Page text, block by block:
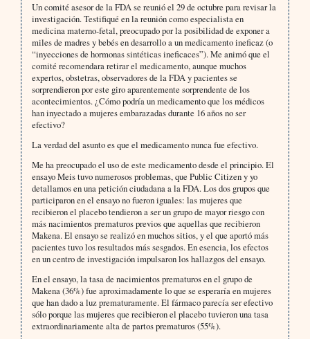
Un comité asesor de la FDA se reunió el 29 de octubre para revisar la
investigación. Testifiqué en la reunión como especialista en
medicina materno-fetal, preocupado por la posibilidad de exponer a
miles de madres y bebés en desarrollo a un medicamento ineficaz (o
“inyecciones de hormonas sintéticas ineficaces”). Me animó que el
comité recomendara retirar el medicamento, aunque muchos
expertos, obstetras, observadores de la FDA y pacientes se
sorprendieron por este giro aparentemente sorprendente de los
acontecimientos. ¿Cómo podría un medicamento que los médicos
han inyectado a mujeres embarazadas durante 16 años no ser
efectivo?
La verdad del asunto es que el medicamento nunca fue efectivo.
Me ha preocupado el uso de este medicamento desde el principio. El
ensayo Meis tuvo numerosos problemas, que Public Citizen y yo
detallamos en una petición ciudadana a la FDA. Los dos grupos que
participaron en el ensayo no fueron iguales: las mujeres que
recibieron el placebo tendieron a ser un grupo de mayor riesgo con
más nacimientos prematuros previos que aquellas que recibieron
Makena. El ensayo se realizó en muchos sitios, y el que aportó más
pacientes tuvo los resultados más sesgados. En esencia, los efectos
en un centro de investigación impulsaron los hallazgos del ensayo.
En el ensayo, la tasa de nacimientos prematuros en el grupo de
Makena (36%) fue aproximadamente lo que se esperaría en mujeres
que han dado a luz prematuramente. El fármaco parecía ser efectivo
sólo porque las mujeres que recibieron el placebo tuvieron una tasa
extraordinariamente alta de partos prematuros (55%).